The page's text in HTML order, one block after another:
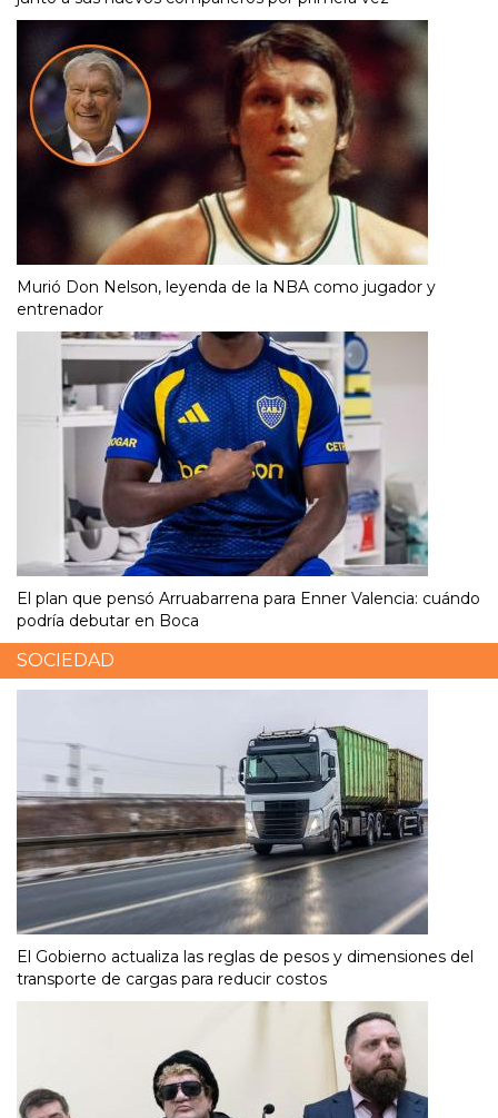
Murió Don Nelson, leyenda de la NBA como jugador y
entrenador
El plan que pensó Arruabarrena para Enner Valencia: cuándo
podría debutar en Boca
SOCIEDAD
El Gobierno actualiza las reglas de pesos y dimensiones del
transporte de cargas para reducir costos